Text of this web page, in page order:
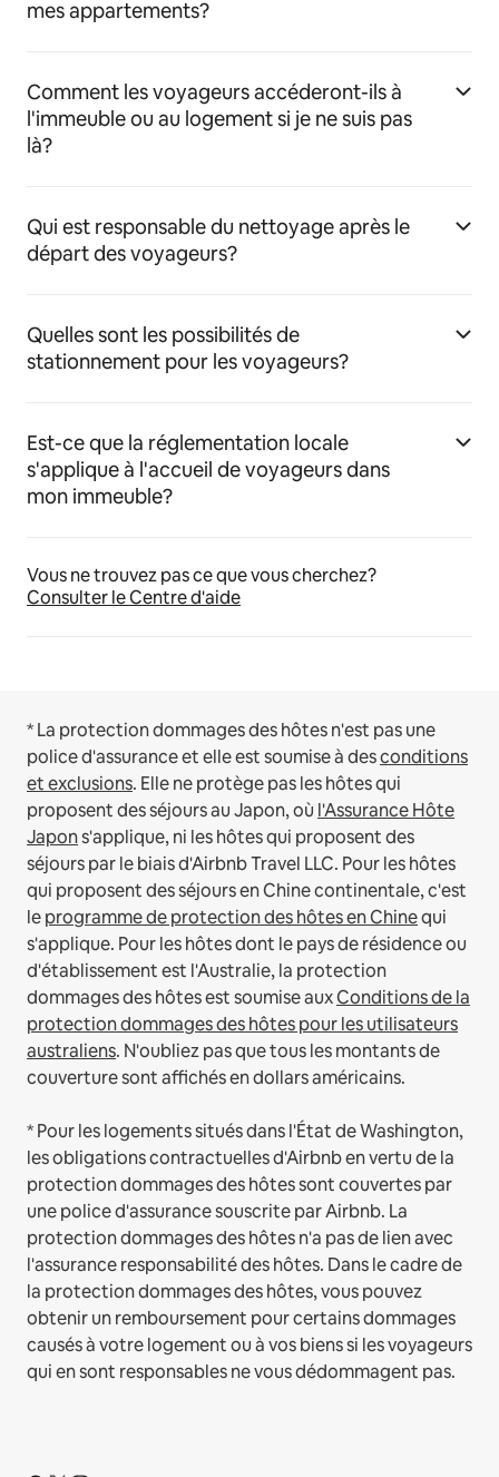
mes appartements?
Comment les voyageurs accéderont-ils à
l'immeuble ou au logement si je ne suis pas
là?
Qui est responsable du nettoyage après le
départ des voyageurs?
Quelles sont les possibilités de
stationnement pour les voyageurs?
Est-ce que la réglementation locale
s'applique à l'accueil de voyageurs dans
mon immeuble?
Vous ne trouvez pas ce que vous cherchez?
Consulter le Centre d'aide
* La protection dommages des hôtes n'est pas une
police d'assurance et elle est soumise à desconditions
et exclusions. Elle ne protège pas les hôtes qui
proposent des séjours au Japon, où l'Assurance Hôte
Japons'applique, ni les hôtes qui proposent des
séjours par le biais d'Airbnb Travel LLC. Pour les hôtes
qui proposent des séjours en Chine continentale, c'est
leprogramme de protection des hôtes en Chinequi
s'applique. Pour les hôtes dont le pays de résidence ou
d'établissement est l'Australie, la protection
dommages des hôtes est soumise auxConditions de la
protection dommages des hôtes pour les utilisateurs
australiens. N'oubliez pas que tous les montants de
couverture sont affichés en dollars américains.
* Pour les logements situés dans l'État de Washington,
les obligations contractuelles d'Airbnb en vertu de la
protection dommages des hôtes sont couvertes par
une police d'assurance souscrite par Airbnb. La
protection dommages des hôtes n'a pas de lien avec
l'assurance responsabilité des hôtes. Dans le cadre de
la protection dommages des hôtes, vous pouvez
obtenir un remboursement pour certains dommages
causés à votre logement ou à vos biens si les voyageurs
qui en sont responsables ne vous dédommagent pas.